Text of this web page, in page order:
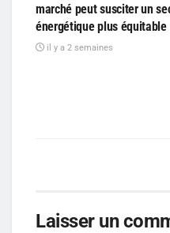
marché peut susciter un
énergétique plus équitable
il y a 2 semaines
Laisser un